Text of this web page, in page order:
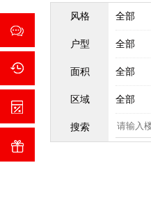
风格
户型
面积
区域
搜索
全部
全部
全部
全部